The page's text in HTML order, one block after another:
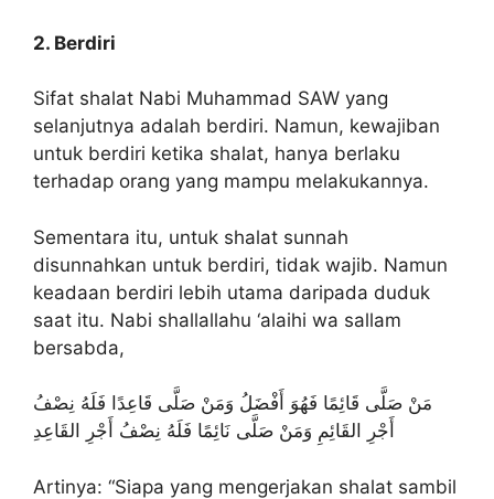
2. Berdiri
Sifat shalat Nabi Muhammad SAW yang
selanjutnya adalah berdiri. Namun, kewajiban
untuk berdiri ketika shalat, hanya berlaku
terhadap orang yang mampu melakukannya.
Sementara itu, untuk shalat sunnah
disunnahkan untuk berdiri, tidak wajib. Namun
keadaan berdiri lebih utama daripada duduk
saat itu. Nabi shallallahu ‘alaihi wa sallam
bersabda,
مَنْ صَلَّى قَائِمًا فَهُوَ أَفْضَلُ وَمَنْ صَلَّى قَاعِدًا فَلَهُ نِصْفُ
أَجْرِ القَائِمِ وَمَنْ صَلَّى نَائِمًا فَلَهُ نِصْفُ أَجْرِ القَاعِدِ
Artinya: “Siapa yang mengerjakan shalat sambil